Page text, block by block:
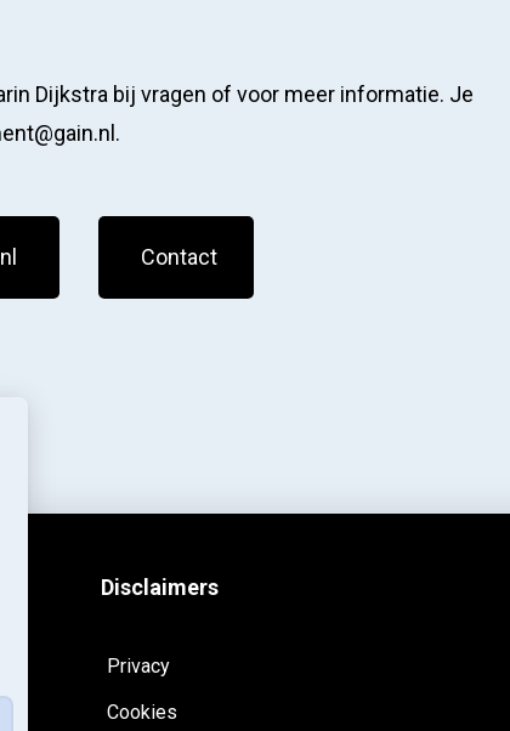
Dijkstra bij vragen of voor meer informatie. Je
Contact
Disclaimers
Privacy
Cookies